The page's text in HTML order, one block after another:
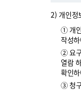
2) 개인정
① 개
작성
② 요
열람
확인
③ 청